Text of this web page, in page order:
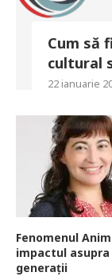
Cum să
cultural
22 ianuarie
Fenomenul
impactul
generații